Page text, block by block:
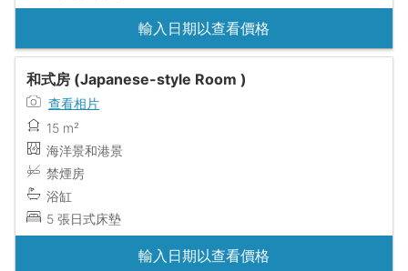
輸入日期以查看價格
和式房 (Japanese-style Room )
查看相片
15 m²
海洋景和港景
禁煙房
浴缸
5 張日式床墊
輸入日期以查看價格